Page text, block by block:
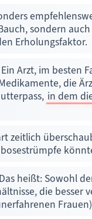
sondern
Erholungsfaktor.
Arzt, im besten
die
in dem
zeitlich
heißt: Sowohl
die